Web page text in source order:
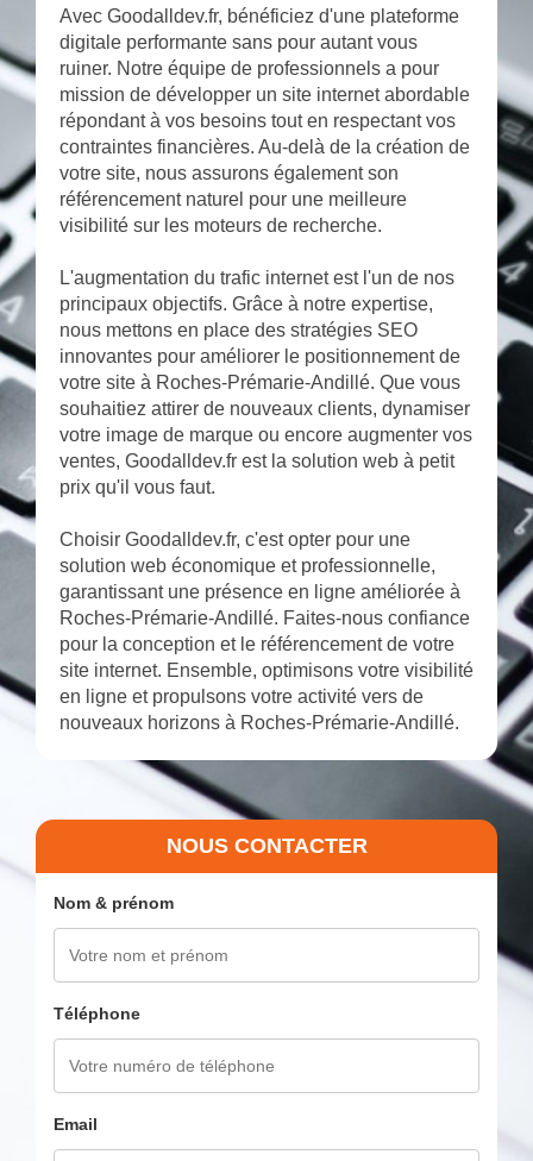
Avec Goodalldev.fr, bénéficiez d'une plateforme
digitale performante sans pour autant vous
ruiner. Notre équipe de professionnels a pour
mission de développer un site internet abordable
répondant à vos besoins tout en respectant vos
contraintes financières. Au-delà de la création de
votre site, nous assurons également son
référencement naturel pour une meilleure
visibilité sur les moteurs de recherche.
L'augmentation du trafic internet est l'un de nos
principaux objectifs. Grâce à notre expertise,
nous mettons en place des stratégies SEO
innovantes pour améliorer le positionnement de
votre site à Roches-Prémarie-Andillé. Que vous
souhaitiez attirer de nouveaux clients, dynamiser
votre image de marque ou encore augmenter vos
ventes, Goodalldev.fr est la solution web à petit
prix qu'il vous faut.
Choisir Goodalldev.fr, c'est opter pour une
solution web économique et professionnelle,
garantissant une présence en ligne améliorée à
Roches-Prémarie-Andillé. Faites-nous confiance
pour la conception et le référencement de votre
site internet. Ensemble, optimisons votre visibilité
en ligne et propulsons votre activité vers de
nouveaux horizons à Roches-Prémarie-Andillé.
NOUS CONTACTER
Nom & prénom
Téléphone
Email